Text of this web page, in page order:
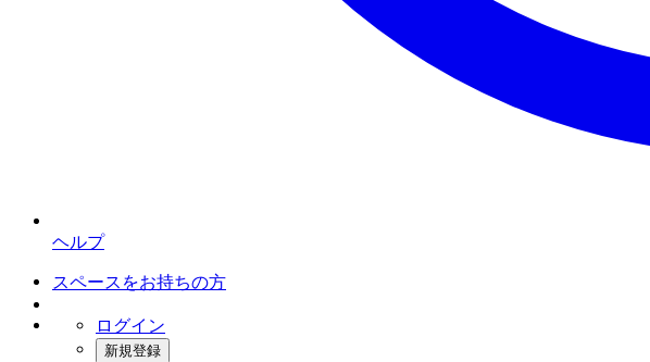
ヘルプ
スペースをお持ちの方
ログイン
新規登録